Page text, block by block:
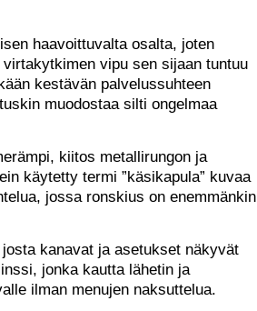
haavoittuvalta osalta, joten
vipu sen sijaan tuntuu
kestävän palvelussuhteen
muodostaa silti ongelmaa
kiitos metallirungon ja
käytetty termi ”käsikapula” kuvaa
jossa ronskius on enemmänkin
kanavat ja asetukset näkyvät
jonka kautta lähetin ja
ilman menujen naksuttelua.